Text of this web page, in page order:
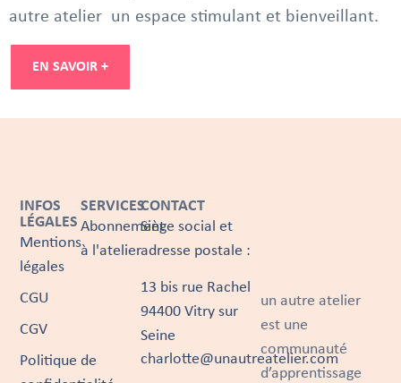
autre atelier un espace stimulant et bienveillant.
EN SAVOIR +
un autre atelier
est une
communauté
d’apprentissage
SERVICES
Abonnement
à l'atelier
INFOS
LÉGALES
Mentions
légales
CGU
CGV
Politique de
CONTACT
Siège social et
adresse postale :
13 bis rue Rachel
94400 Vitry sur
Seine
charlotte@unautreatelier.com